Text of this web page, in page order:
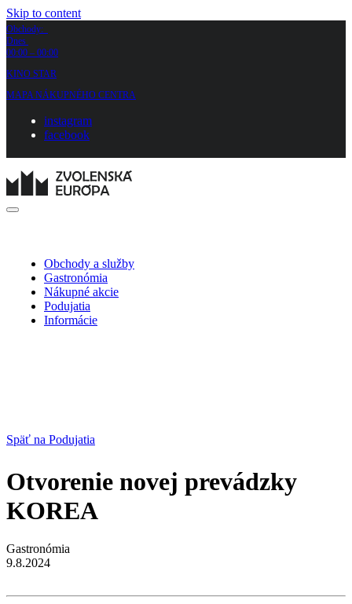
Skip to content
Obchody:
Dnes
00:00 – 00:00
KINO STAR
MAPA NÁKUPNÉHO CENTRA
instagram
facebook
Obchody a služby
Gastronómia
Nákupné akcie
Podujatia
Informácie
Späť na Podujatia
Otvorenie novej prevádzky
KOREA
Gastronómia
9.8.2024